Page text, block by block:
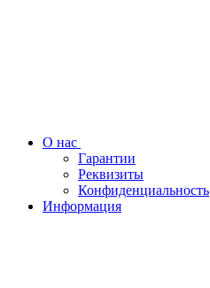
О нас
Гарантии
Реквизиты
Конфиденциальность
Информация